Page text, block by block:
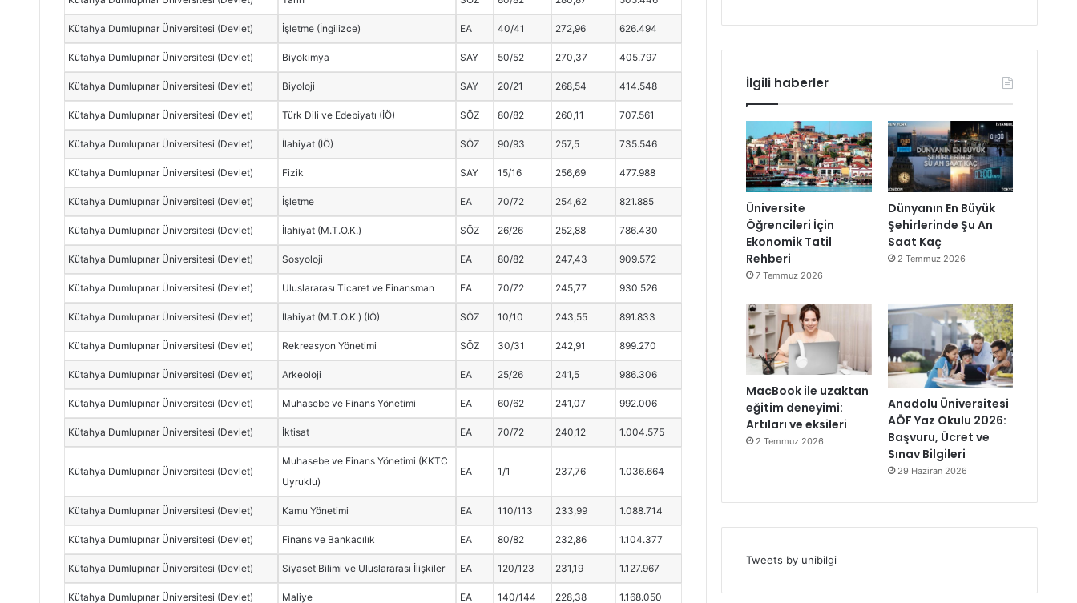
Kütahya Dumlupınar Üniversitesi (Devlet) İşletme (İngilizce) EA 40/41 272,96 626.494
Kütahya Dumlupınar Üniversitesi (Devlet) Biyokimya SAY 50/52 270,37 405.797
Kütahya Dumlupınar Üniversitesi (Devlet) Biyoloji SAY 20/21 268,54 414.548
Kütahya Dumlupınar Üniversitesi (Devlet) Türk Dili ve Edebiyatı (İÖ) SÖZ 80/82 260,11 707.561
Kütahya Dumlupınar Üniversitesi (Devlet) İlahiyat (İÖ) SÖZ 90/93 257,5 735.546
Kütahya Dumlupınar Üniversitesi (Devlet) Fizik SAY 15/16 256,69 477.988
Kütahya Dumlupınar Üniversitesi (Devlet) İşletme EA 70/72 254,62 821.885
Kütahya Dumlupınar Üniversitesi (Devlet) İlahiyat (M.T.O.K.) SÖZ 26/26 252,88 786.430
Kütahya Dumlupınar Üniversitesi (Devlet) Sosyoloji EA 80/82 247,43 909.572
Kütahya Dumlupınar Üniversitesi (Devlet) Uluslararası Ticaret ve Finansman EA 70/72 245,77 930.526
Kütahya Dumlupınar Üniversitesi (Devlet) İlahiyat (M.T.O.K.) (İÖ) SÖZ 10/10 243,55 891.833
Kütahya Dumlupınar Üniversitesi (Devlet) Rekreasyon Yönetimi SÖZ 30/31 242,91 899.270
Kütahya Dumlupınar Üniversitesi (Devlet) Arkeoloji EA 25/26 241,5 986.306
Kütahya Dumlupınar Üniversitesi (Devlet) Muhasebe ve Finans Yönetimi EA 60/62 241,07 992.006
Kütahya Dumlupınar Üniversitesi (Devlet) İktisat EA 70/72 240,12 1.004.575
Kütahya Dumlupınar Üniversitesi (Devlet)
Muhasebe ve Finans Yönetimi (KKTC
Uyruklu)
EA 1/1 237,76 1.036.664
Kütahya Dumlupınar Üniversitesi (Devlet) Kamu Yönetimi EA 110/113 233,99 1.088.714
Kütahya Dumlupınar Üniversitesi (Devlet) Finans ve Bankacılık EA 80/82 232,86 1.104.377
Kütahya Dumlupınar Üniversitesi (Devlet) Siyaset Bilimi ve Uluslararası İlişkiler EA 120/123 231,19 1.127.967
Kütahya Dumlupınar Üniversitesi (Devlet) Maliye EA 140/144 228,38 1.168.050
İlgili haberler
Üniversite
Öğrencileri İçin
Ekonomik Tatil
Rehberi
7 Temmuz 2026
Dünyanın En Büyük
Şehirlerinde Şu An
Saat Kaç
2 Temmuz 2026
MacBook ile uzaktan
eğitim deneyimi:
Artıları ve eksileri
2 Temmuz 2026
Anadolu Üniversitesi
AÖF Yaz Okulu 2026:
Başvuru, Ücret ve
Sınav Bilgileri
29 Haziran 2026
Tweets by unibilgi